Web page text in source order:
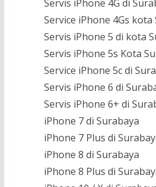
Servis iPhone 4G di
Service iPhone 4Gs kota
Servis iPhone 5 di kota
Servis iPhone 5s Kota
Service iPhone 5c di
Servis iPhone 6 di
Servis iPhone 6+ di
iPhone 7 di Surabaya
iPhone 7 Plus di
iPhone 8 di Surabaya
iPhone 8 Plus di